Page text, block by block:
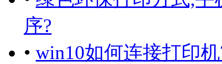
序?
• win10如何连接打印